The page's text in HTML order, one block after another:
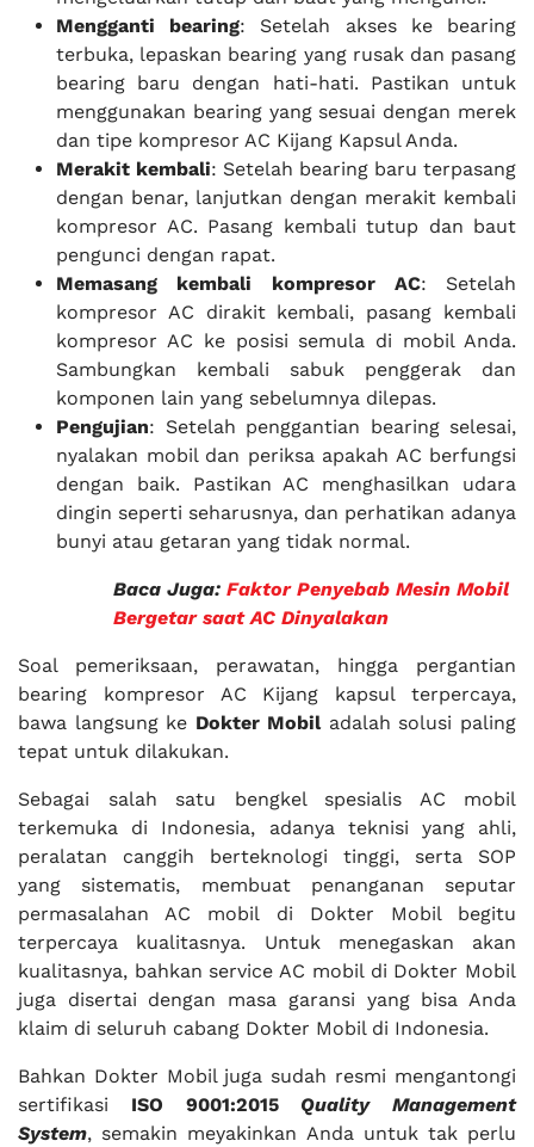
Mengganti bearing: Setelah akses ke bearing
terbuka, lepaskan bearing yang rusak dan pasang
bearing baru dengan hati-hati. Pastikan untuk
menggunakan bearing yang sesuai dengan merek
dan tipe kompresor AC Kijang Kapsul Anda.
Merakit kembali: Setelah bearing baru terpasang
dengan benar, lanjutkan dengan merakit kembali
kompresor AC. Pasang kembali tutup dan baut
pengunci dengan rapat.
Memasang kembali kompresor AC: Setelah
kompresor AC dirakit kembali, pasang kembali
kompresor AC ke posisi semula di mobil Anda.
Sambungkan kembali sabuk penggerak dan
komponen lain yang sebelumnya dilepas.
Pengujian: Setelah penggantian bearing selesai,
nyalakan mobil dan periksa apakah AC berfungsi
dengan baik. Pastikan AC menghasilkan udara
dingin seperti seharusnya, dan perhatikan adanya
bunyi atau getaran yang tidak normal.
Baca Juga: Faktor Penyebab Mesin Mobil
Bergetar saat AC Dinyalakan
Soal pemeriksaan, perawatan, hingga pergantian
bearing kompresor AC Kijang kapsul terpercaya,
bawa langsung ke Dokter Mobiladalah solusi paling
tepat untuk dilakukan.
Sebagai salah satu bengkel spesialis AC mobil
terkemuka di Indonesia, adanya teknisi yang ahli,
peralatan canggih berteknologi tinggi, serta SOP
yang sistematis, membuat penanganan seputar
permasalahan AC mobil di Dokter Mobil begitu
terpercaya kualitasnya. Untuk menegaskan akan
kualitasnya, bahkan service AC mobil di Dokter Mobil
juga disertai dengan masa garansi yang bisa Anda
klaim di seluruh cabang Dokter Mobil di Indonesia.
Bahkan Dokter Mobil juga sudah resmi mengantongi
sertifikasi ISO 9001:2015 Quality Management
System, semakin meyakinkan Anda untuk tak perlu